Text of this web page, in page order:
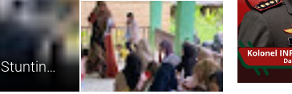
Poltekkes Kemenkes Aceh Latih Kader Kesehatan Cegah Stunting di Nisam melalui Program "Gasting"